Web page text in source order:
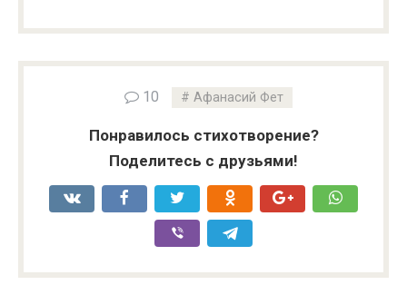
10 Афанасий Фет
Понравилось стихотворение?
Поделитесь с друзьями!